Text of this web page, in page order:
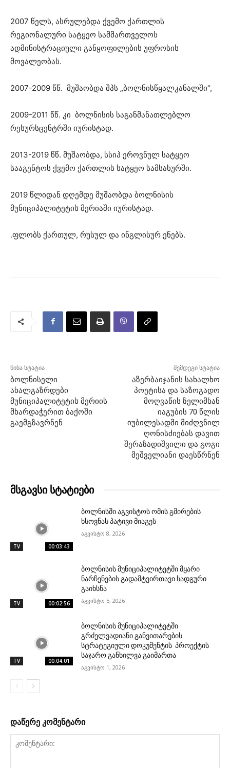
2007 წელს, ასრულებდა ქვემო ქართლის
რეგიონალური სატყეო სამმართველოს
ადმინისტრაციული განყოფილების უფროსის
მოვალეობას.
2007-2009 წწ. მუშაობდა შპს „ბოლნისწყალკანალში“,
2009-2011 წწ. კი ბოლნისის საგანმანათლებლო
რესურსცენტრში იურისტად.
2013-2019 წწ. მუშაობდა, სსიპ ეროვნულ სატყეო
სააგენტოს ქვემო ქართლის სატყეო სამსახურში.
2019 წლიდან დღემდე მუშაობდა ბოლნისის
მუნიციპალიტეტის მერიაში იურისტად.
.ფლობს ქართულ, რუსულ და ინგლისურ ენებს.
წინა სტატია
ბოლნისელი
ახალგაზრდები
მუნიციპალიტეტის მერიის
მხარდაჭერით ბაქოში
გაემგზავრნენ
შემდეგი სტატია
აზერბაიჯანის სახალხო
პოეტისა და საზოგადო
მოღვაწის ზელიმხან
იაგუბის 70 წლის
იუბილესადმი მიძღვნილ
ღონისძიებას დავით
შერაზადიშვილი და გოგი
მეშველიანი დაესწრნენ
მსგავსი სტატიები
TV 00:03:43
ბოლნისში აგვისტოს ომის გმირების
ხსოვნას პატივი მიაგეს
აგვისტო 8, 2026
TV 00:02:56
ბოლნისის მუნიციპალიტეტში მყარი
ნარჩენების გადამტვირთავი სადგური
გაიხსნა
აგვისტო 5, 2026
TV 00:04:01
ბოლნისის მუნიციპალიტეტში
გრძელვადიანი განვითარების
სტრატეგიული დოკუმენტის პროექტის
საჯარო განხილვა გაიმართა
აგვისტო 1, 2026
დაწერე კომენტარი